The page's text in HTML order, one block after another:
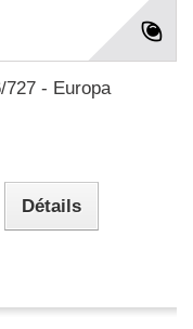
- Europa
Détails